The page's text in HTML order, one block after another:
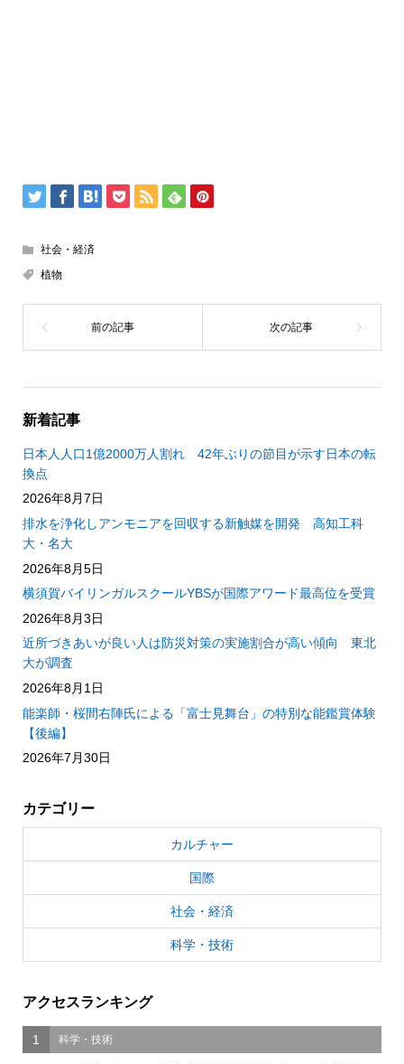
社会・経済
植物
新着記事
日本人人口1億2000万人割れ 42年ぶりの節目が示す日本の転
換点
2026年8月7日
排水を浄化しアンモニアを回収する新触媒を開発 高知工科
大・名大
2026年8月5日
横須賀バイリンガルスクールYBSが国際アワード最高位を受賞
2026年8月3日
近所づきあいが良い人は防災対策の実施割合が高い傾向 東北
大が調査
2026年8月1日
能楽師・桜間右陣氏による「富士見舞台」の特別な能鑑賞体験
【後編】
2026年7月30日
カテゴリー
カルチャー
国際
社会・経済
科学・技術
アクセスランキング
1 科学・技術